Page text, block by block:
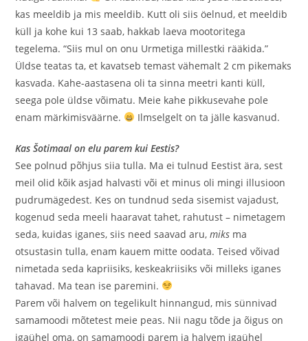
kas meeldib ja mis meeldib. Kutt oli siis öelnud, et meeldib
küll ja kohe kui 13 saab, hakkab laeva mootoritega
tegelema. “Siis mul on onu Urmetiga millestki rääkida.”
Üldse teatas ta, et kavatseb temast vähemalt 2 cm pikemaks
kasvada. Kahe-aastasena oli ta sinna meetri kanti küll,
seega pole üldse võimatu. Meie kahe pikkusevahe pole
enam märkimisväärne.
Ilmselgelt on ta jälle kasvanud.
Kas Šotimaal on elu parem kui Eestis?
See polnud põhjus siia tulla. Ma ei tulnud Eestist ära, sest
meil olid kõik asjad halvasti või et minus oli mingi illusioon
pudrumägedest. Kes on tundnud seda sisemist vajadust,
kogenud seda meeli haaravat tahet, rahutust – nimetagem
seda, kuidas iganes, siis need saavad aru,miks ma
otsustasin tulla, enam kauem mitte oodata. Teised võivad
nimetada seda kapriisiks, keskeakriisiks või milleks iganes
tahavad. Ma tean ise paremini.
Parem või halvem on tegelikult hinnangud, mis sünnivad
samamoodi mõtetest meie peas. Nii nagu tõde ja õigus on
igaühel oma, on samamoodi parem ja halvem igaühel